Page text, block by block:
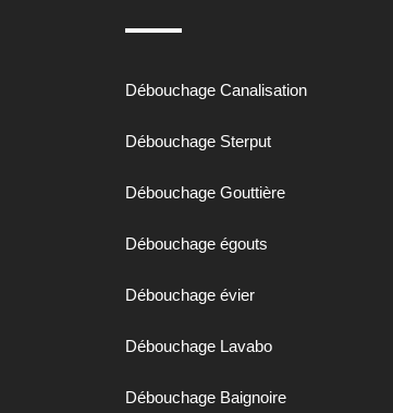
Débouchage Canalisation
Débouchage Sterput
Débouchage Gouttière
Débouchage égouts
Débouchage évier
Débouchage Lavabo
Débouchage Baignoire